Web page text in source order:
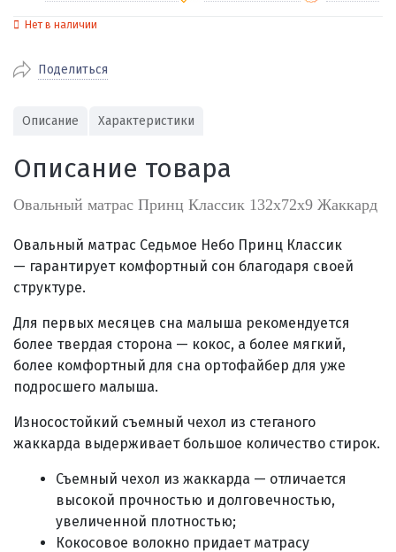
доставка
стоимость доставки
службами Пэк, Кит, Луч, Сдэк, Озон
доставка, Почта РФ или любой другой
транспортной компанией на Ваш выбор
Наличными при получении (для
городов)
городов)
Онлайн через СБП
Нет в наличии
Поделиться
Описание Характеристики
Описание товара
Овальный матрас Принц Классик 132х72х9 Жаккард
Овальный матрас Седьмое Небо Принц Классик
— гарантирует комфортный сон благодаря своей
структуре.
Для первых месяцев сна малыша рекомендуется
более твердая сторона — кокос, а более мягкий,
более комфортный для сна ортофайбер для уже
подросшего малыша.
Износостойкий съемный чехол из стеганого
жаккарда выдерживает большое количество стирок.
Съемный чехол из жаккарда — отличается
высокой прочностью и долговечностью,
увеличенной плотностью;
Кокосовое волокно придает матрасу